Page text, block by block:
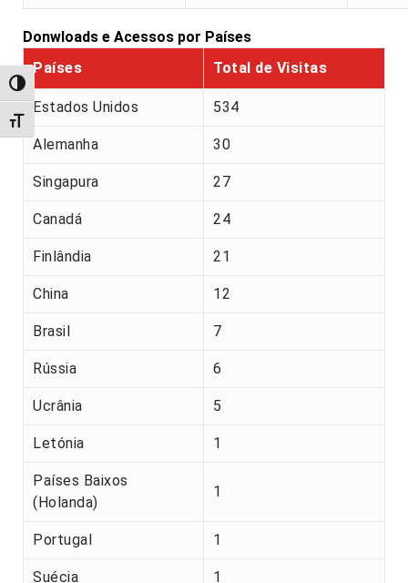
Alternar alto contraste
Alternar tamanho da fonte
Donwloads e Acessos por Países
Países
Total de Visitas
Estados Unidos 534
Alemanha 30
Singapura 27
Canadá 24
Finlândia 21
China 12
Brasil 7
Rússia 6
Ucrânia 5
Letónia 1
Países Baixos
(Holanda)
1
Portugal 1
Suécia 1